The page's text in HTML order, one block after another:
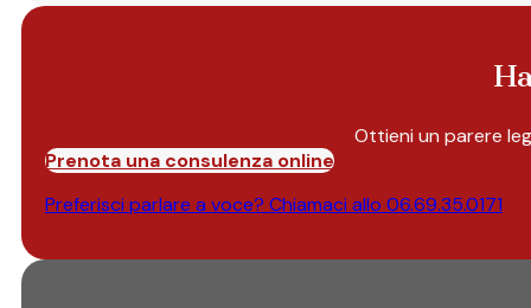
Ottieni un parere
Prenota una consulenza online
Preferisci parlare a voce? Chiamaci allo 06.69.35.0171